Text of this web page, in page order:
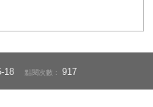
18 點閱次數：917